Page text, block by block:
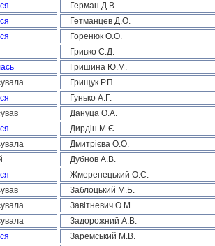
Герман Д.В.
Гетманцев Д.О.
Горенюк О.О.
Гривко С.Д.
Гришина Ю.М.
Грищук Р.П.
Гунько А.Г.
Дануца О.А.
Дирдін М.Є.
Дмитрієва О.О.
Дубнов А.В.
Жмеренецький О.С.
Заблоцький М.Б.
Завітневич О.М.
Задорожний А.В.
Заремський М.В.